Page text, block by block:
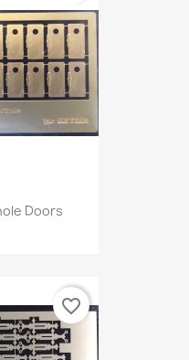
Doors
favorite_border